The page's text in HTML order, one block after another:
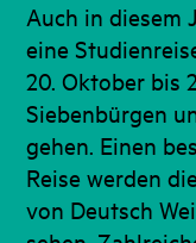
Auch in diesem
eine
20. Oktober bis
Siebenbürgen
gehen. Einen
Reise werden
von Deutsch